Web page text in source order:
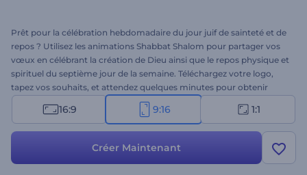
Prêt pour la célébration hebdomadaire du jour juif de sainteté et de
repos ? Utilisez les animations Shabbat Shalom pour partager vos
vœux en célébrant la création de Dieu ainsi que le repos physique et
spirituel du septième jour de la semaine. Téléchargez votre logo,
tapez vos souhaits, et attendez quelques minutes pour obtenir
votre animation vidéo professionnelle. Parfaitement adaptée aux
introductions de vacances, aux salutations vidéo, aux invitations à
16:9 9:16 1:1
Créer Maintenant